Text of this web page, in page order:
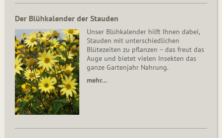
Der Blühkalender der Stauden
Unser Blühkalender hilft Ihnen dabei,
Stauden mit unterschiedlichen
Blütezeiten zu pflanzen – das freut das
Auge und bietet vielen Insekten das
ganze Gartenjahr Nahrung.
mehr…